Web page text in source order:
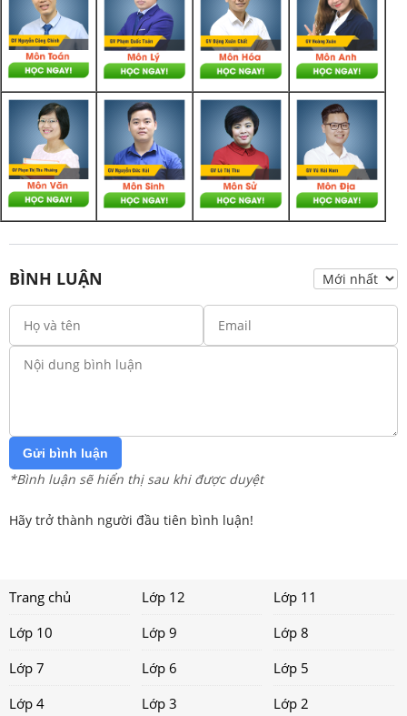
BÌNH LUẬN
Gửi bình luận
*Bình luận sẽ hiển thị sau khi được duyệt
Hãy trở thành người đầu tiên bình luận!
Trang chủ Lớp 12
Lớp 11
Lớp 10
Lớp 9
Lớp 8
Lớp 7
Lớp 6
Lớp 5
Lớp 4
Lớp 3 Lớp 2